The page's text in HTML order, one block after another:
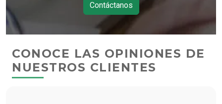
Contáctanos
CONOCE LAS OPINIONES DE
NUESTROS CLIENTES